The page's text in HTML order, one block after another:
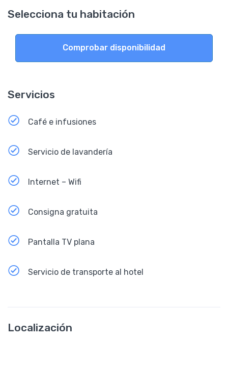
Selecciona tu habitación
Comprobar disponibilidad
Servicios
Café e infusiones
Servicio de lavandería
Internet – Wifi
Consigna gratuita
Pantalla TV plana
Servicio de transporte al hotel
Localización